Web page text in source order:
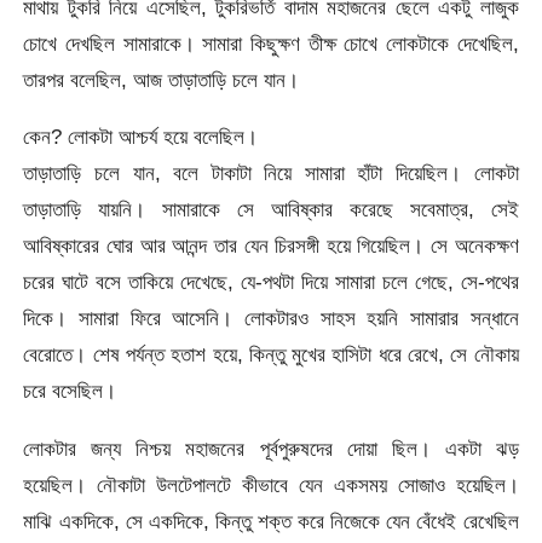
মাথায় টুকরি নিয়ে এসেছিল, টুকরিভর্তি বাদাম মহাজনের ছেলে একটু লাজুক
চোখে দেখছিল সামারাকে। সামারা কিছুক্ষণ তীক্ষ চোখে লোকটাকে দেখেছিল,
তারপর বলেছিল, আজ তাড়াতাড়ি চলে যান।
কেন? লোকটা আশ্চর্য হয়ে বলেছিল।
তাড়াতাড়ি চলে যান, বলে টাকাটা নিয়ে সামারা হাঁটা দিয়েছিল। লোকটা
তাড়াতাড়ি যায়নি। সামারাকে সে আবিষ্কার করেছে সবেমাত্র, সেই
আবিষ্কারের ঘোর আর আনন্দ তার যেন চিরসঙ্গী হয়ে গিয়েছিল। সে অনেকক্ষণ
চরের ঘাটে বসে তাকিয়ে দেখেছে, যে-পথটা দিয়ে সামারা চলে গেছে, সে-পথের
দিকে। সামারা ফিরে আসেনি। লোকটারও সাহস হয়নি সামারার সন্ধানে
বেরোতে। শেষ পর্যন্ত হতাশ হয়ে, কিন্তু মুখের হাসিটা ধরে রেখে, সে নৌকায়
চরে বসেছিল।
লোকটার জন্য নিশ্চয় মহাজনের পূর্বপুরুষদের দোয়া ছিল। একটা ঝড়
হয়েছিল। নৌকাটা উলটেপালটে কীভাবে যেন একসময় সোজাও হয়েছিল।
মাঝি একদিকে, সে একদিকে, কিন্তু শক্ত করে নিজেকে যেন বেঁধেই রেখেছিল